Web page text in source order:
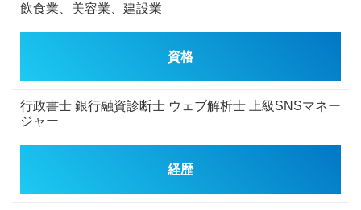
飲食業、美容業、建設業
資格
行政書士 銀行融資診断士 ウェブ解析士 上級SNSマネー
ジャー
経歴